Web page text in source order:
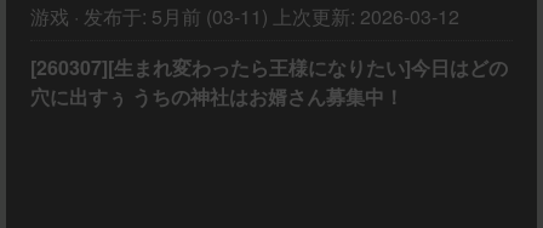
游戏 · 发布于: 5月前 (03-11) 上次更新: 2026-03-12
[260307][生まれ変わったら王様になりたい]今日はどの
穴に出すぅ うちの神社はお婿さん募集中！